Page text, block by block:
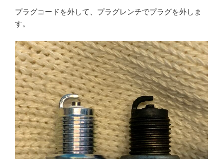
プラグコードを外して、プラグレンチでプラグを外しま
す。